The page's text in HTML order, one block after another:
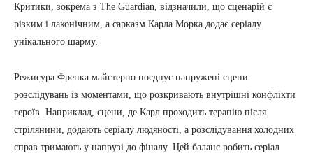
Критики, зокрема з The Guardian, відзначили, що сценарій є
різким і лаконічним, а сарказм Карла Морка додає серіалу
унікального шарму.
Режисура Френка майстерно поєднує напружені сцени
розслідувань із моментами, що розкривають внутрішні конфлікти
героїв. Наприклад, сцени, де Карл проходить терапію після
стрілянини, додають серіалу людяності, а розслідування холодних
справ тримають у напрузі до фіналу. Цей баланс робить серіал